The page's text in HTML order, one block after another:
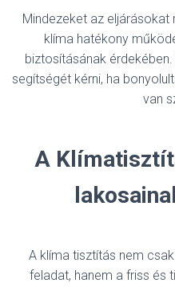
Mindezeket az eljárásokat
klíma hatékony
biztosításának
segítségét kérni, ha
van
A
A klíma tisztítás nem
feladat, hanem a friss és